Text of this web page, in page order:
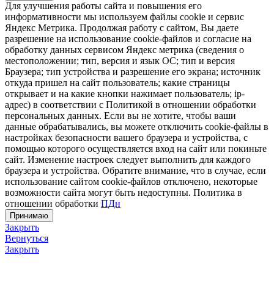
Для улучшения работы сайта и повышения его
информативности мы используем файлы cookie и сервис
Яндекс Метрика. Продолжая работу с сайтом, Вы даете
разрешение на использование cookie-файлов и согласие на
обработку данных сервисом Яндекс метрика (сведения о
местоположении; тип, версия и язык ОС; тип и версия
Браузера; тип устройства и разрешение его экрана; источник
откуда пришел на сайт пользователь; какие страницы
открывает и на какие кнопки нажимает пользователь; ip-
адрес) в соответствии с Политикой в отношении обработки
персональных данных. Если вы не хотите, чтобы ваши
данные обрабатывались, вы можете отключить cookie-файлы в
настройках безопасности вашего браузера и устройства, с
помощью которого осуществляется вход на сайт или покиньте
сайт. Изменение настроек следует выполнить для каждого
браузера и устройства. Обратите внимание, что в случае, если
использование сайтом cookie-файлов отключено, некоторые
возможности сайта могут быть недоступны. Политика в
отношении обработки ПДн
Принимаю
Закрыть
Вернуться
Закрыть